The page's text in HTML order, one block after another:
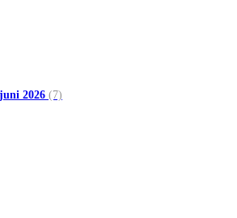
2026 (7)